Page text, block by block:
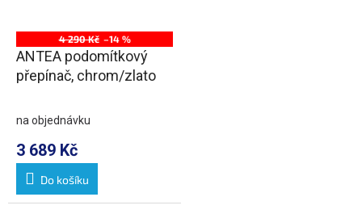
4 290 Kč –14 %
ANTEA podomítkový
přepínač, chrom/zlato
na objednávku
3 689 Kč
Do košíku